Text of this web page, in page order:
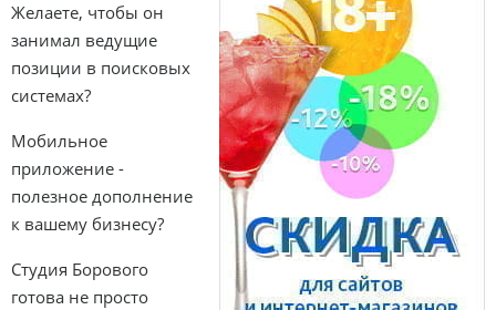
Желаете, чтобы он
занимал ведущие
позиции в поисковых
системах?
Мобильное
приложение -
полезное дополнение
к вашему бизнесу?
Студия Борового
готова не просто